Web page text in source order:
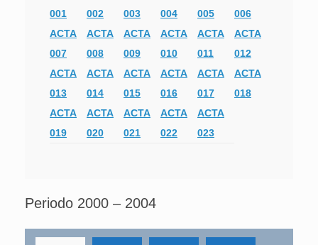
001
002
003
004
005
006
ACTA
007
ACTA
008
ACTA
009
ACTA
010
ACTA
011
ACTA
012
ACTA
013
ACTA
014
ACTA
015
ACTA
016
ACTA
017
ACTA
018
ACTA
019
ACTA
020
ACTA
021
ACTA
022
ACTA
023
Periodo 2000 – 2004